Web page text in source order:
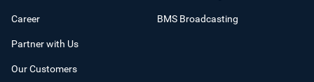
Career
Partner with Us
Our Customers
BMS Broadcasting